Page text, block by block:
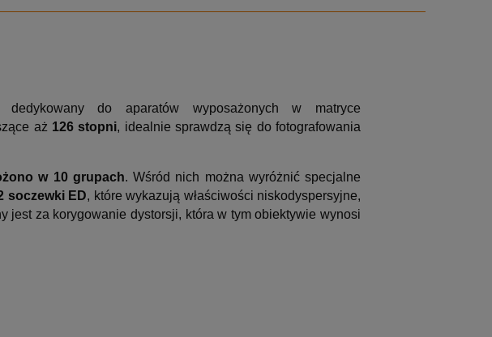
do aparatów wyposażonych w matryce
aż 126 stopni, idealnie sprawdzą się do fotografowania
w 10 grupach. Wśród nich można wyróżnić specjalne
soczewki ED, które wykazują właściwości niskodyspersyjne,
jest za korygowanie dystorsji, która w tym obiektywie wynosi